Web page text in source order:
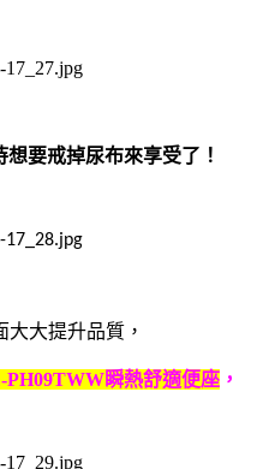
想要戒掉尿布來享受了！
大大提升品質，
PH09TWW瞬熱舒適便座，